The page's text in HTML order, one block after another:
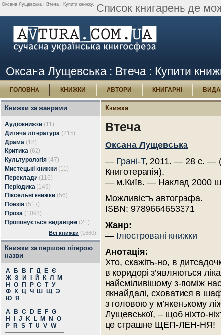
Оксана Лущевська : Втеча : Купити книжку. Список книгарень де
Оксана Лущевська : Втеча : Купити
ГОЛОВНА КНИЖКИ АВТОРИ КНИГАРНІ
Книжки за жанрами
Аудіокнижки (11)
Дитяча література (215)
Драма (18)
Критика (62)
Культурологія (47)
Мистецькі книжки (11)
Переклади (116)
Періодика (149)
Піксельні книжки (56)
Поезія (517)
Проза (1098)
Пропонується видавцям (21)
Всі книжки (1660)
Книжки за першою літерою
назви
А Б В Г Д Е Є
Ж З И Й К Л
М
Н
О П Р С Т У
Ф Х Ц Ч Ш Щ Э
Ю Я
A
B C D E F G
H
J K L M N
O
P
R S T U V W
Книжка
Втеча
Оксана Лущевська
— Грані-Т, 2011. — 28 с. —
Книготерапія).
— м.Київ. — Наклад 2000
Можливість автографа.
ISBN: 9789664653371
Жанр:
— Ілюстровані книжки
Анотація:
Хто, скажіть-но, в
в коридорі з’являються
найсміливішому з-поміж
якнайдалі, сховатися в
з головою у м’якенькому
Лущевської, – щоб ніхто-
це страшне ЩЕП-ЛЕН-НЯ!